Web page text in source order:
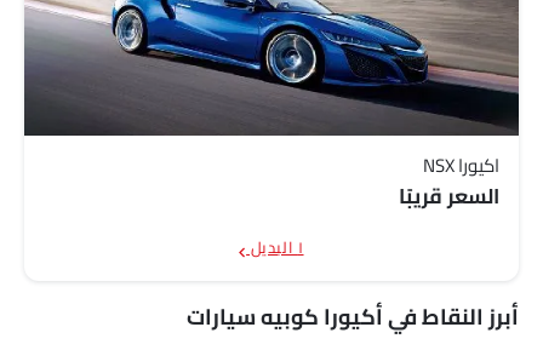
اكيورا NSX
السعر قريبًا
١ البديل
أبرز النقاط في أكيورا كوبيه سيارات